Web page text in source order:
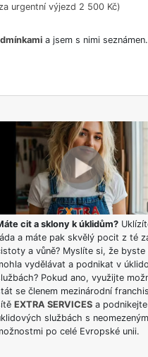
urgentní výjezd 2 500 Kč)
a jsem s nimi seznámen.
cit a sklony k úklidům?
a máte pak skvělý pocit z té
a vůně? Myslíte si, že byste
vydělávat a podnikat v
Pokud ano, využijte
se členem mezinárodní
EXTRA SERVICESa
službách s
po celé Evropské unii.